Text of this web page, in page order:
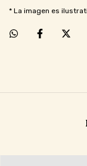
* La imagen es